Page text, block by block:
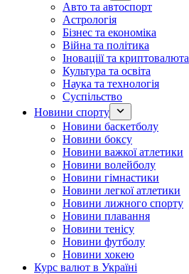
Авто та автоспорт
Астрологія
Бізнес та економіка
Війна та політика
Іноваціії та криптовалюта
Культура та освіта
Наука та технологія
Суспільство
Новини спорту
Новини баскетболу
Новини боксу
Новини важкої атлетики
Новини волейболу
Новини гімнастики
Новини легкої атлетики
Новини лижного спорту
Новини плавання
Новини тенісу
Новини футболу
Новини хокею
Курс валют в Україні